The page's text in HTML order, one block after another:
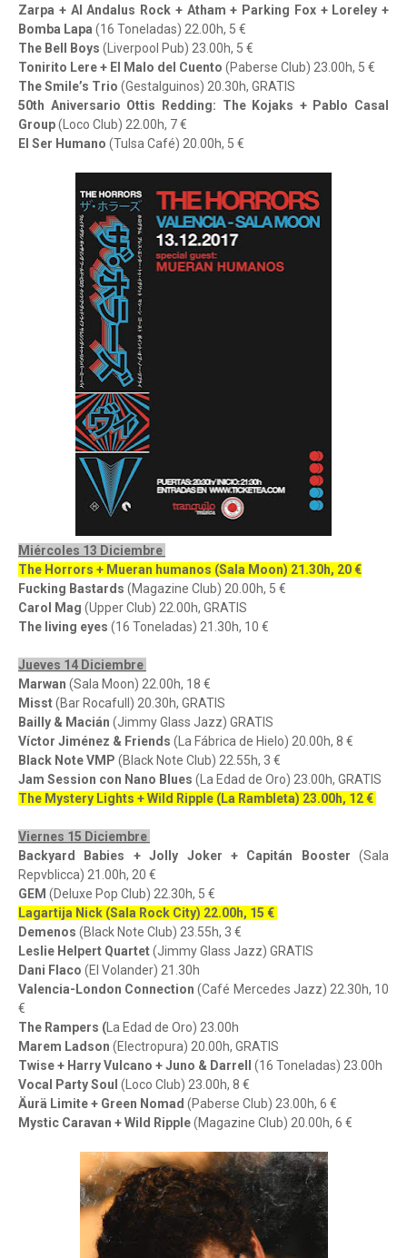
Zarpa + Al Andalus Rock + Atham + Parking Fox + Loreley +
Bomba Lapa (16 Toneladas) 22.00h, 5 €
The Bell Boys (Liverpool Pub) 23.00h, 5 €
Tonirito Lere + El Malo del Cuento (Paberse Club) 23.00h, 5 €
The Smile’s Trio (Gestalguinos) 20.30h, GRATIS
50th Aniversario Ottis Redding: The Kojaks + Pablo Casal
Group(Loco Club) 22.00h, 7 €
El Ser Humano (Tulsa Café) 20.00h, 5 €
Miércoles 13 Diciembre
The Horrors + Mueran humanos (Sala Moon) 21.30h, 20 €
Fucking Bastards (Magazine Club) 20.00h, 5 €
Carol Mag (Upper Club) 22.00h, GRATIS
The living eyes (16 Toneladas) 21.30h, 10 €
Jueves 14 Diciembre
Marwan (Sala Moon) 22.00h, 18 €
Misst(Bar Rocafull) 20.30h, GRATIS
Bailly & Macián (Jimmy Glass Jazz) GRATIS
Víctor Jiménez & Friends (La Fábrica de Hielo) 20.00h, 8 €
Black Note VMP (Black Note Club) 22.55h, 3 €
Jam Session con Nano Blues (La Edad de Oro) 23.00h, GRATIS
The Mystery Lights + Wild Ripple (La Rambleta) 23.00h, 12 €
Viernes 15 Diciembre
Backyard Babies + Jolly Joker + Capitán Booster (Sala
Repvblicca) 21.00h, 20 €
GEM (Deluxe Pop Club) 22.30h, 5 €
Lagartija Nick (Sala Rock City) 22.00h, 15 €
Demenos (Black Note Club) 23.55h, 3 €
Leslie Helpert Quartet(Jimmy Glass Jazz) GRATIS
Dani Flaco (El Volander) 21.30h
Valencia-London Connection(Café Mercedes Jazz) 22.30h, 10
€
The Rampers (La Edad de Oro) 23.00h
Marem Ladson (Electropura) 20.00h, GRATIS
Twise + Harry Vulcano + Juno & Darrell
(16 Toneladas) 23.00h
Vocal Party Soul (Loco Club) 23.00h, 8 €
Äurä Limite + Green Nomad (Paberse Club) 23.00h, 6 €
Mystic Caravan + Wild Ripple(Magazine Club) 20.00h, 6 €